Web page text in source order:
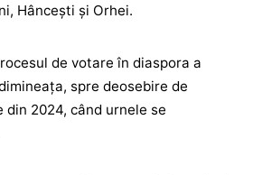
Hâncești și Orhei.
de votare în diaspora a
spre deosebire de
2024, când urnele se